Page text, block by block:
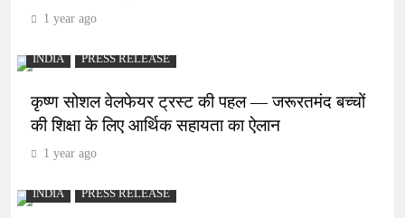
1 year ago
INDIA PRESS RELEASE
कृष्ण सोशल वेलफेयर ट्रस्ट की पहल — जरूरतमंद बच्चों
की शिक्षा के लिए आर्थिक सहायता का ऐलान
1 year ago
INDIA PRESS RELEASE